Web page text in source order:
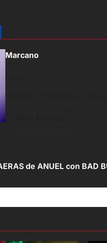
Marcano
de ANUEL con BAD